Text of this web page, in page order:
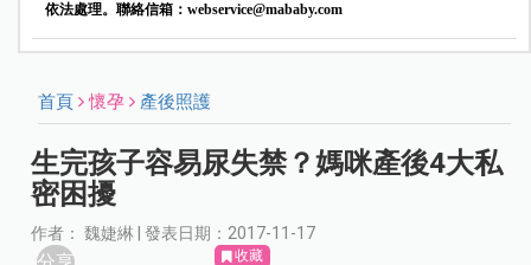
依法處理。聯絡信箱： webservice@mababy.com
首頁 懷孕 產後照護
生完孩子容易尿失禁？媽咪產後4大私
密困擾
作者： 魏婕綝 | 發表日期：2017-11-17
收藏